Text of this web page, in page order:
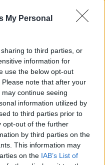
My Personal
to third parties, or
information for
use the below opt-out
note that after your
continue seeing
information utilized by
to third parties prior to
opt-out of the further
by third parties on the
This information may
on the IAB’s List of